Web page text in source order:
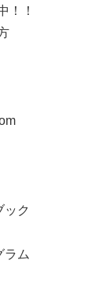
！！
ック
ラム